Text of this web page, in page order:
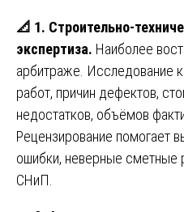
📐 1. Строительно-
экспертиза. Наиболее
арбитраже. Исследование
работ, причин дефектов,
недостатков, объёмов
Рецензирование помогает
ошибки, неверные сметные
СНиП.